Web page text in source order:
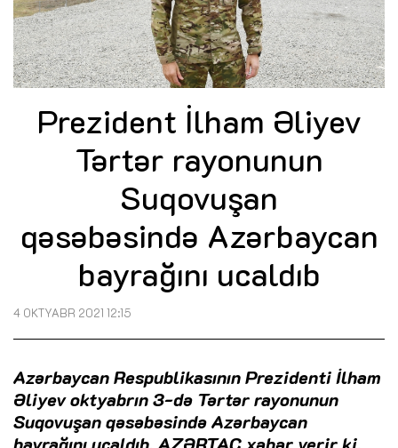
Prezident İlham Əliyev
Tərtər rayonunun
Suqovuşan
qəsəbəsində Azərbaycan
bayrağını ucaldıb
4 OKTYABR 2021 12:15
Azərbaycan Respublikasının Prezidenti İlham
Əliyev oktyabrın 3-də Tərtər rayonunun
Suqovuşan qəsəbəsində Azərbaycan